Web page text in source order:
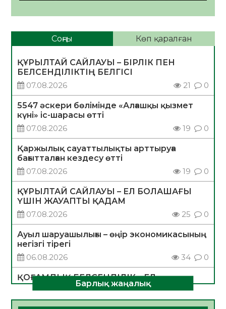
Соңғы Көп қаралған
ҚҰРЫЛТАЙ САЙЛАУЫ – БІРЛІК ПЕН
БЕЛСЕНДІЛІКТІҢ БЕЛГІСІ
07.08.2026
21 0
5547 әскери бөлімінде «Алғашқы қызмет
күні» іс-шарасы өтті
07.08.2026
19 0
Қаржылық сауаттылықты арттыруға
бағытталған кездесу өтті
07.08.2026
19 0
ҚҰРЫЛТАЙ САЙЛАУЫ – ЕЛ БОЛАШАҒЫ
ҮШІН ЖАУАПТЫ ҚАДАМ
07.08.2026
25 0
Ауыл шаруашылығы – өңір экономикасының
негізгі тірегі
06.08.2026
34 0
ҚОҒАМДЫҚ БЕЛСЕНДІЛІК – ЕЛ
ДАМУЫНЫҢ НЕГІЗІ
06.08.2026
32 0
Барлық жаңалық